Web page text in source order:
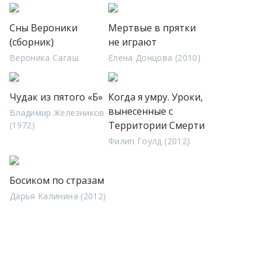
Сны Вероники
(сборник)
Вероника Сагаш
Мертвые в прятки
не играют
Елена Донцова (2010)
Чудак из пятого «Б»
Владимир Железников
(1972)
Когда я умру. Уроки,
вынесенные с
Территории Смерти
Филип Гоулд (2012)
Босиком по стразам
Дарья Калинина (2012)